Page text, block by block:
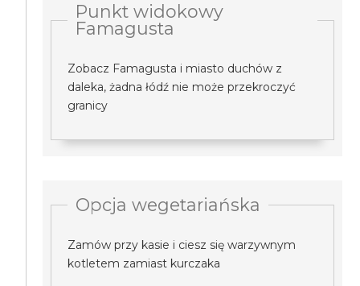
Punkt widokowy
Famagusta
Zobacz Famagusta i miasto duchów z
daleka, żadna łódź nie może przekroczyć
granicy
Opcja wegetariańska
Zamów przy kasie i ciesz się warzywnym
kotletem zamiast kurczaka